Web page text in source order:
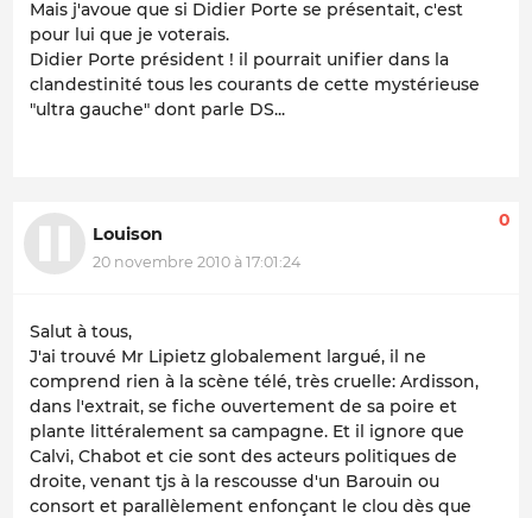
Mais j'avoue que si Didier Porte se présentait, c'est
pour lui que je voterais.
Didier Porte président ! il pourrait unifier dans la
clandestinité tous les courants de cette mystérieuse
"ultra gauche" dont parle DS...
Louison
20 novembre 2010 à 17:01:24
0
Salut à tous,
J'ai trouvé Mr Lipietz globalement largué, il ne
comprend rien à la scène télé, très cruelle: Ardisson,
dans l'extrait, se fiche ouvertement de sa poire et
plante littéralement sa campagne. Et il ignore que
Calvi, Chabot et cie sont des acteurs politiques de
droite, venant tjs à la rescousse d'un Barouin ou
consort et parallèlement enfonçant le clou dès que